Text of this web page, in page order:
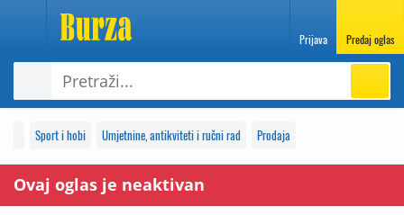
Prijava Predaj oglas
Sport i hobi Umjetnine, antikviteti i ručni rad Prodaja
Ovaj oglas je neaktivan